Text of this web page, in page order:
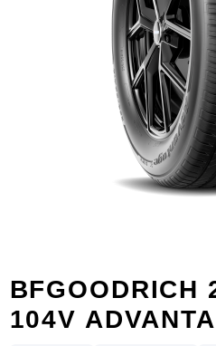
BFGOODRICH
104V